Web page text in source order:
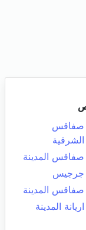
صفاقس
الشرقية
صفاقس المدينة
جرجيس
صفاقس المدينة
اريانة المدينة